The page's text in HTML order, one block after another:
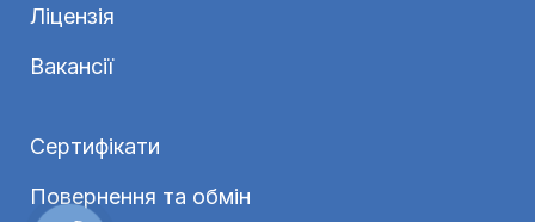
Ліцензія
Вакансії
Сертифікати
Повернення та обмін